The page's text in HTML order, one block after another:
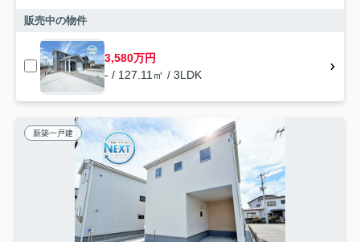
販売中の物件
3,580万円
- / 127.11㎡ / 3LDK
新築一戸建